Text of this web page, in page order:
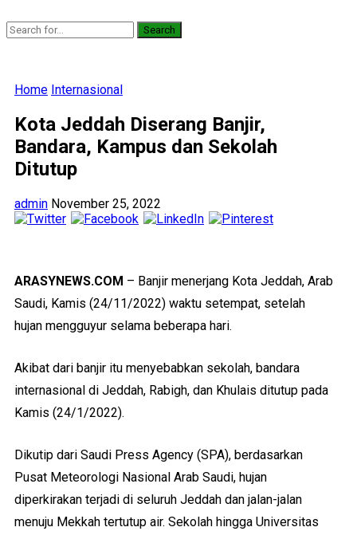
Search
Home Internasional
Kota Jeddah Diserang Banjir,
Bandara, Kampus dan Sekolah
Ditutup
admin November 25, 2022
ARASYNEWS.COM – Banjir menerjang Kota Jeddah, Arab
Saudi, Kamis (24/11/2022) waktu setempat, setelah
hujan mengguyur selama beberapa hari.
Akibat dari banjir itu menyebabkan sekolah, bandara
internasional di Jeddah, Rabigh, dan Khulais ditutup pada
Kamis (24/1/2022).
Dikutip dari Saudi Press Agency (SPA), berdasarkan
Pusat Meteorologi Nasional Arab Saudi, hujan
diperkirakan terjadi di seluruh Jeddah dan jalan-jalan
menuju Mekkah tertutup air. Sekolah hingga Universitas